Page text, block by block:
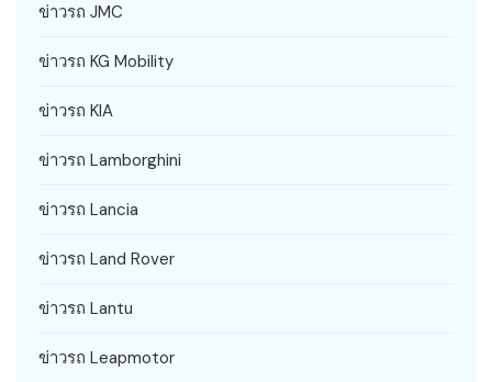
ข่าวรถ JMC
ข่าวรถ KG Mobility
ข่าวรถ KIA
ข่าวรถ Lamborghini
ข่าวรถ Lancia
ข่าวรถ Land Rover
ข่าวรถ Lantu
ข่าวรถ Leapmotor